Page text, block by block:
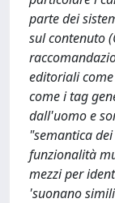
parte dei
sul contenuto
editoriali
come i tag
dall'uomo e
"semantica
funzionalità
mezzi per
'suonano